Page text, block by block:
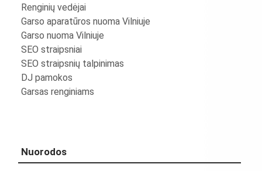
Renginių vedėjai
Garso aparatūros nuoma Vilniuje
Garso nuoma Vilniuje
SEO straipsniai
SEO straipsnių talpinimas
DJ pamokos
Garsas renginiams
Nuorodos